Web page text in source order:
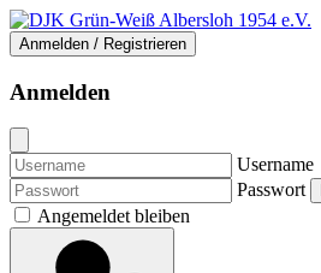
Anmelden / Registrieren
Anmelden
Username
Passwort
Angemeldet bleiben